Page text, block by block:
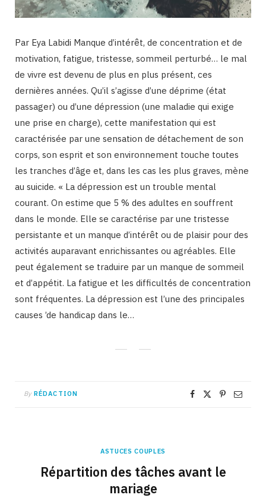
Par Eya Labidi Manque d’intérêt, de concentration et de
motivation, fatigue, tristesse, sommeil perturbé… le mal
de vivre est devenu de plus en plus présent, ces
dernières années. Qu’il s’agisse d’une déprime (état
passager) ou d’une dépression (une maladie qui exige
une prise en charge), cette manifestation qui est
caractérisée par une sensation de détachement de son
corps, son esprit et son environnement touche toutes
les tranches d’âge et, dans les cas les plus graves, mène
au suicide. « La dépression est un trouble mental
courant. On estime que 5 % des adultes en souffrent
dans le monde. Elle se caractérise par une tristesse
persistante et un manque d’intérêt ou de plaisir pour des
activités auparavant enrichissantes ou agréables. Elle
peut également se traduire par un manque de sommeil
et d’appétit. La fatigue et les difficultés de concentration
sont fréquentes. La dépression est l’une des principales
causes ’de handicap dans le…
By RÉDACTION
ASTUCES COUPLES
Répartition des tâches avant le
mariage